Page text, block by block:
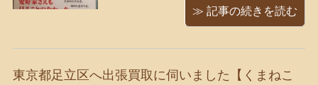
さいませ！ またくまねこ堂では、現在
アルバイト・正社員を募集していま
https://www.kumanekodou.com/recr ...
≫ 記事の続きを読む
東京都足立区へ出張買取に伺いました【くまねこ